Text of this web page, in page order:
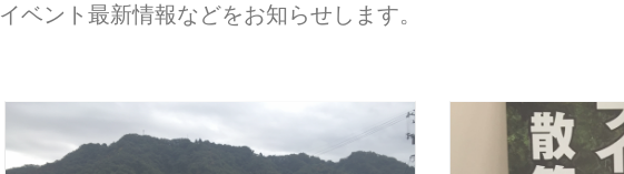
イベント最新情報などをお知らせします。